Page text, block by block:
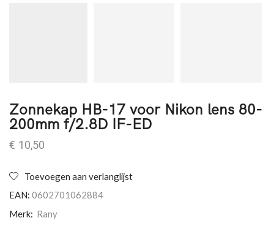
Zonnekap HB-17 voor Nikon lens 80-
200mm f/2.8D IF-ED
€ 10,50
Toevoegen aan verlanglijst
EAN: 0602701062884
Merk: Rany